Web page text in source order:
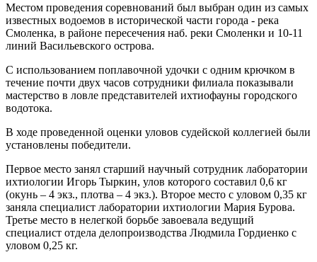
Местом проведения соревнований был выбран один из самых
известных водоемов в исторической части города - река
Смоленка, в районе пересечения наб. реки Смоленки и 10-11
линий Васильевского острова.
С использованием поплавочной удочки с одним крючком в
течение почти двух часов сотрудники филиала показывали
мастерство в ловле представителей ихтиофауны городского
водотока.
В ходе проведенной оценки уловов судейской коллегией были
установлены победители.
Первое место занял старший научный сотрудник лаборатории
ихтиологии Игорь Тыркин, улов которого составил 0,6 кг
(окунь – 4 экз., плотва – 4 экз.). Второе место с уловом 0,35 кг
заняла специалист лаборатории ихтиологии Мария Бурова.
Третье место в нелегкой борьбе завоевала ведущий
специалист отдела делопроизводства Людмила Гордиенко с
уловом 0,25 кг.